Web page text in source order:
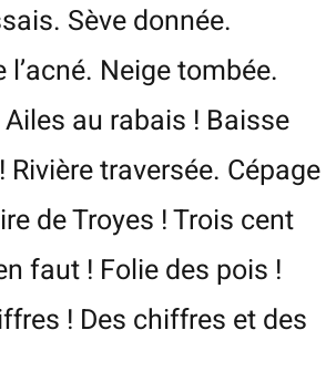
Sève donnée.
Neige tombée.
au rabais ! Baisse
Rivière traversée. Cépage
de Troyes ! Trois cent
faut ! Folie des pois !
! Des chiffres et des